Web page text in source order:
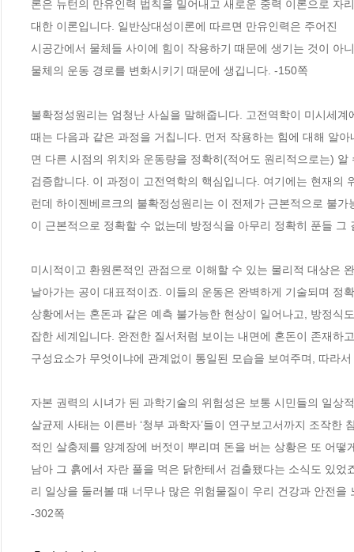
론은 뉴턴의 만유인력 법칙을 밀어내고 새로운 중력 이론으로 자
대한 이론입니다. 일반상대성이론에 따르면 만유인력은 주어진
시공간에서 물체들 사이에 힘이 작용하기 때문에 생기는 것이 아
물체의 운동 경로를 변화시키기 때문에 생깁니다. -150쪽
불확정성원리는 엄청난 사실을 말해줍니다. 고전역학이 미시세
때는 다음과 같은 과정을 거칩니다. 먼저 작용하는 힘에 대해 알
면 다른 시점의 위치와 운동량을 정확히(적어도 원리적으로는)
검증합니다. 이 과정이 고전역학의 핵심입니다. 여기에는 현재의
런데 하이젠베르크의 불확정성원리는 이 전제가 근본적으로 불
이 근본적으로 정확할 수 없는데 방정식을 아무리 정확히 푼들 그
미시적이고 환원론적인 관점으로 이해할 수 있는 물리적 대상은
날아가는 공이 대표적이죠. 이들의 운동은 완벽하게 기술되며 정
상황에서는 혼돈과 같은 예측 불가능한 현상이 일어나고, 방정식
잡한 세계입니다. 완전한 질서처럼 보이는 내면에 혼돈이 존재하
구성요소가 무엇이냐에 관계없이 통일된 모습을 보여주며, 따라
자본 권력의 시녀가 된 과학기술의 위험성은 보통 시민들의 일상
살균제 사태는 이른바 ‘청부 과학자’들이 연구보고서까지 조작
적인 살충제를 양계장에 버젓이 뿌리며 돈을 버는 상황은 또 어
남아 그 흙에서 자란 풀을 먹은 닭한테서 검출됐다는 소식도 있
리 일상을 둘러볼 때 너무나 많은 위험물질이 우리 건강과 안전
-302쪽